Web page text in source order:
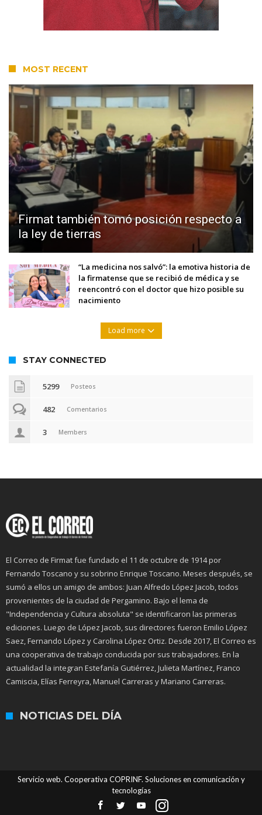
MOST RECENT
Firmat también tomó posición respecto a
la ley de tierras
“La medicina nos salvó”: la emotiva historia de
la firmatense que se recibió de médica y se
reencontró con el doctor que hizo posible su
nacimiento
Load more
STAY CONNECTED
5299 Posteos
482 Comentarios
3 Members
El Correo de Firmat fue fundado el 11 de octubre de 1914 por
Fernando Toscano y su sobrino Enrique Toscano. Meses después, se
sumó a ellos un amigo de ambos: Juan Alfredo López Jacob, todos
provenientes de la ciudad de Pergamino. Bajo el lema de
"Independencia y Cultura absoluta" se identificaron las primeras
ediciones. Luego de López Jacob, sus directores fueron Emilio López
Saez, Fernando López y Carolina López Ortiz. Desde 2017, El Correo es
una cooperativa de trabajo conducida por sus trabajadores. En la
actualidad la integran Estefanía Gutiérrez, Julieta Martínez, Franco
Camiscia, Elías Ferreyra, Manuel Carreras y Mariano Carreras.
NOTICIAS DEL DÍA
Servicio web. Cooperativa COPRINF. Soluciones en comunicación y
tecnologías